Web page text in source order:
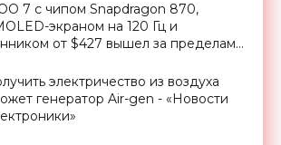
7 с чипом Snapdragon 870,
экраном на 120 Гц и
от $427 вышел за пределами
электричество из воздуха
генератор Air-gen - «Новости